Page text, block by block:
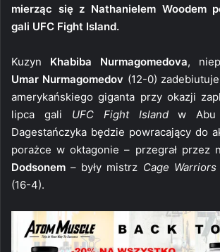
mierząc się z Nathanielem Woodem
gali UFC Fight Island.
Kuzyn Khabiba Nurmagomedova,
Umar Nurmagomedov (12-0)
amerykańskiego giganta przy okazji
lipca gali UFC Fight Islandw Abu
Dagestańczyka będzie powracający do
porażce w oktagonie – przegrał przez
Dodsonem – były mistrz Cage Warriors
(16-4).